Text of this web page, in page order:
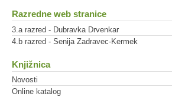
Razredne web stranice
3.a razred - Dubravka Drvenkar
4.b razred - Senija Zadravec-Kermek
Knjižnica
Novosti
Online katalog